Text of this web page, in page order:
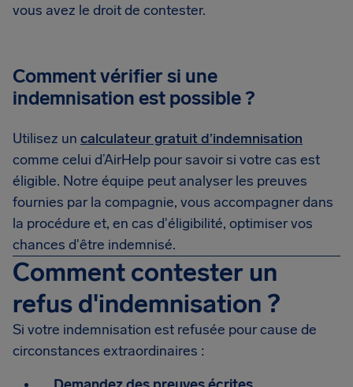
vous avez le droit de contester.
Comment vérifier si une
indemnisation est possible ?
Utilisez un calculateur gratuit d’indemnisation
comme celui d’AirHelp pour savoir si votre cas est
éligible. Notre équipe peut analyser les preuves
fournies par la compagnie, vous accompagner dans
la procédure et, en cas d'éligibilité, optimiser vos
chances d'être indemnisé.
Comment contester un
refus d'indemnisation ?
Si votre indemnisation est refusée pour cause de
circonstances extraordinaires :